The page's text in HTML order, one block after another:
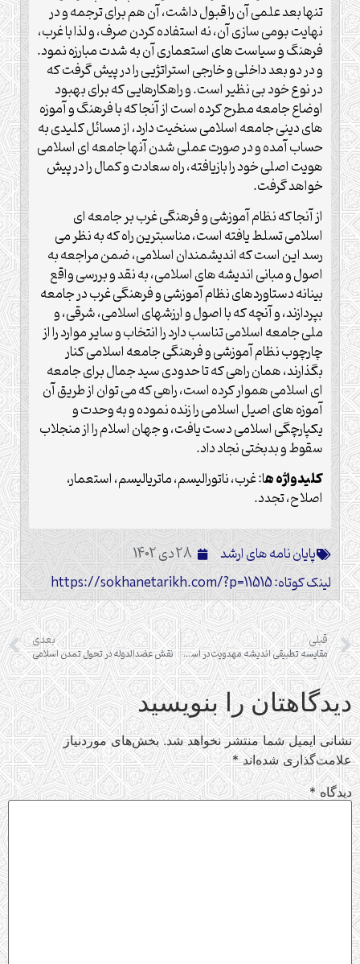
تنها بعد علمی آن را قبول داشت، آن هم برای ترجمه و در
نهایت بومی سازی آن، نه استفاده کردن صرف، و لذا با غرب،
فرهنگ و سیاست های استعماری آن به شدت مبارزه نمود.
و در دو بعد داخلی و خارجی استراتژیی را در پیش گرفت که
در نوع خود بی نظیر است. و راهکارهایی که برای بهبود
اوضاع جامعه مطرح کرده است از آنجا که با فرهنگ و آموزه
های دینی جامعه اسلامی سنخیت دارد، از مسائل کلیدی به
حساب آمده و در صورت عملی شدن آنها جامعه ای اسلامی
هویت اصلی خود را بازیافته، راه سعادت و کمال را در پیش
خواهد گرفت.
از آنجا که نظام آموزشی و فرهنگی غرب بر جامعه ای
اسلامی تسلط یافته است، مناسبترین راه که به نظر می
رسد این است که اندیشمندان اسلامی، ضمن مراجعه به
اصول و مبانی اندیشه های اسلامی، به نقد و بررسی واقع
بینانه دستاوردهای نظام آموزشی و فرهنگی غرب در جامعه
بپردازند، و آنچه که با اصول و ارزشهای اسلامی، شرقی، و
ملی جامعه اسلامی تناسب دارد را انتخاب و سایر موارد را از
چارچوب نظام آموزشی و فرهنگی جامعه اسلامی کنار
بگذارند، همان راهی که تا حدودی سید جمال برای جامعه
ای اسلامی هموار کرده است، راهی که می توان از طریق آن
آموزه های اصیل اسلامی را زنده نموده و به وحدت و
یکپارچگی اسلامی دست یافت، و جهان اسلام را از منجلاب
سقوط و بدبختی نجاد داد.
کلیدواژه ها: غرب، ناتورالیسم، ماتریالیسم، استعمار،
اصلاح، تجدد.
پایان نامه های ارشد
28 دی 1402
لینک کوتاه: https://sokhanetarikh.com/?p=11515
قبلی
مقایسه تطبیقی اندیشه مهدویت در اسماعیلیه و امامیه
بعدی
نقش عضدالدوله در تحول تمدن اسلامی
دیدگاهتان را بنویسید
نشانی ایمیل شما منتشر نخواهد شد. بخش‌های موردنیاز
علامت‌گذاری شده‌اند*
دیدگاه *